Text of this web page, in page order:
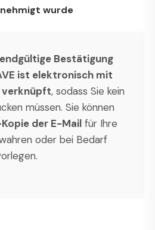
wurde
endgültige Bestätigung
ist elektronisch mit
verknüpft, sodass Sie kein
müssen. Sie können
der E-Mail für Ihre
oder bei Bedarf